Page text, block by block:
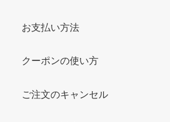
お支払い方法
クーポンの使い方
ご注文のキャンセル